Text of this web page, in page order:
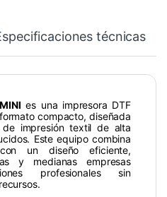
técnicas
es una impresora DTF
compacto, diseñada
de impresión textil de alta
Este equipo combina
un diseño eficiente,
y medianas empresas
profesionales sin